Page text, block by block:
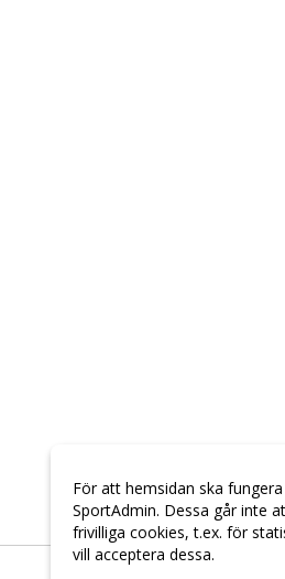
För att hemsidan ska
SportAdmin. Dessa går inte
frivilliga cookies, t.ex. för
vill acceptera dessa.